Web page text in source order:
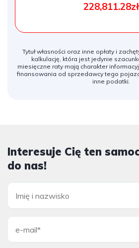
228,811.28zł
Tytuł własności oraz inne opłaty i
kalkulację, która jest jedynie
miesięczne raty mają charakter
finansowania od sprzedawcy tego
inne podatki.
Interesuje Cię ten
do nas!